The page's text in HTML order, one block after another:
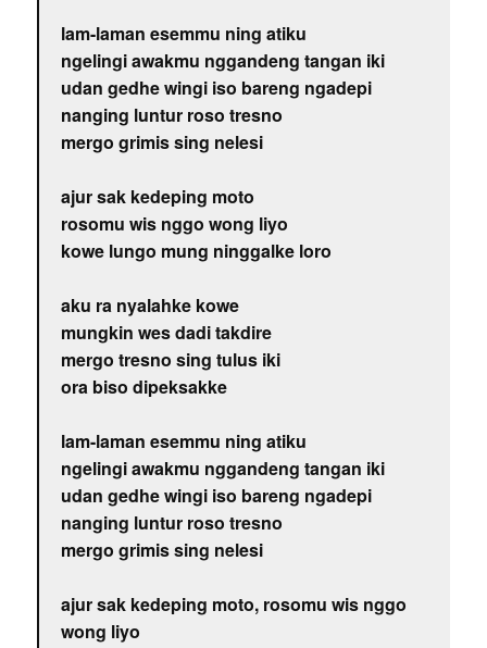
lam-laman esemmu ning atiku
ngelingi awakmu nggandeng tangan iki
udan gedhe wingi iso bareng ngadepi
nanging luntur roso tresno
mergo grimis sing nelesi
ajur sak kedeping moto
rosomu wis nggo wong liyo
kowe lungo mung ninggalke loro
aku ra nyalahke kowe
mungkin wes dadi takdire
mergo tresno sing tulus iki
ora biso dipeksakke
lam-laman esemmu ning atiku
ngelingi awakmu nggandeng tangan iki
udan gedhe wingi iso bareng ngadepi
nanging luntur roso tresno
mergo grimis sing nelesi
ajur sak kedeping moto, rosomu wis nggo
wong liyo